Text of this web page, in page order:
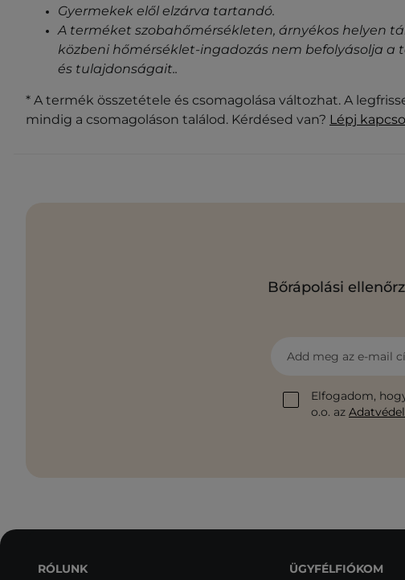
Gyermekek elől elzárva tartandó.
A terméket szobahőmérsékleten, árnyékos helyen
közbeni hőmérséklet-ingadozás nem befolyásolja a
és tulajdonságait..
* A termék összetétele és csomagolása változhat. A
mindig a csomagoláson találod. Kérdésed van? Lépj
Bőrápolási
Add meg az e-mail
Elfogadom,
o.o. az
RÓLUNK ÜGYFÉLFIÓKOM